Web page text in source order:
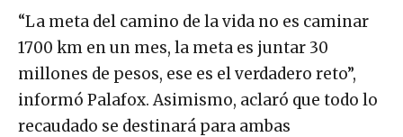
“La meta del camino de la vida no es caminar
1700 km en un mes, la meta es juntar 30
millones de pesos, ese es el verdadero reto”,
informó Palafox. Asimismo, aclaró que todo lo
recaudado se destinará para ambas